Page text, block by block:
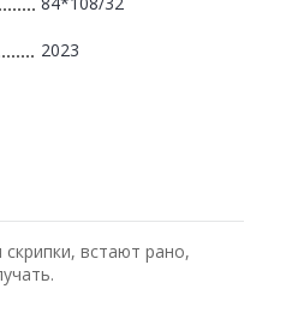
2023
встают рано,